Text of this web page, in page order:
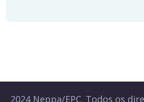
2024 Neppa/EPC. Todos os